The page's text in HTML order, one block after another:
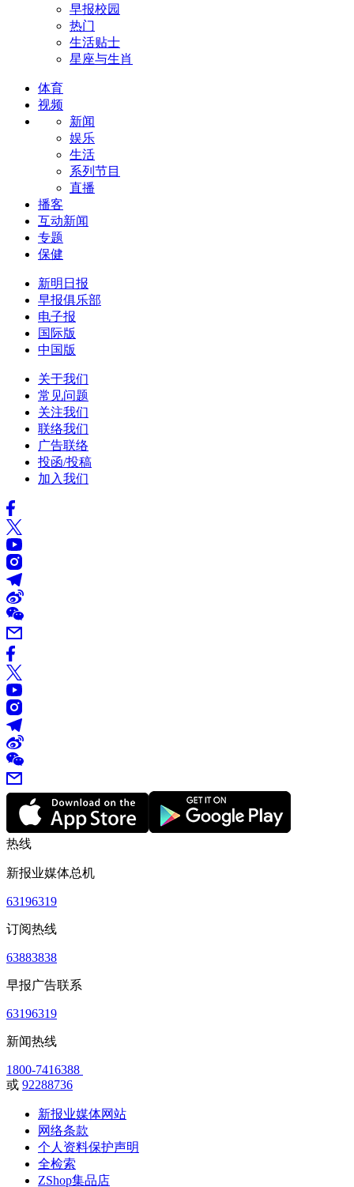
早报校园
热门
生活贴士
星座与生肖
体育
视频
新闻
娱乐
生活
系列节目
直播
播客
互动新闻
专题
保健
新明日报
早报俱乐部
电子报
国际版
中国版
关于我们
常见问题
关注我们
联络我们
广告联络
投函/投稿
加入我们
热线
新报业媒体总机
63196319
订阅热线
63883838
早报广告联系
63196319
新闻热线
1800-7416388
或 92288736
新报业媒体网站
网络条款
个人资料保护声明
全检索
ZShop集品店